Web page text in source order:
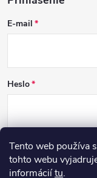
Tento web používa
tohto webu
informáciítu.
E-mail
Heslo
PRIHLÁSIŤ SA